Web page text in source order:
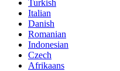
Turkish
Italian
Danish
Romanian
Indonesian
Czech
Afrikaans